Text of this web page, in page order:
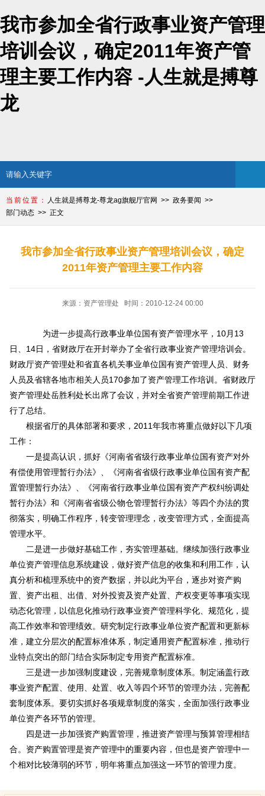
我市参加全省行政事业资产管理
培训会议，确定2011年资产管
理主要工作内容 -人生就是搏尊
龙
人生就是搏尊龙-尊龙ag旗舰厅官网
政务要闻
部门动态
正文
我市参加全省行政事业资产管理培训会议，确定
2011年资产管理主要工作内容
来源：资产管理处 时间：2010-12-24 00:00
为进一步提高行政事业单位国有资产管理水平，10月13
日、14日，省财政厅在开封举办了全省行政事业资产管理培训会。
财政厅资产管理处和省直各机关事业单位国有资产管理人员、财务
人员及省辖各地市相关人员170参加了资产管理工作培训。省财政厅
资产管理处岳胜利处长出席了会议，并对全省资产管理前期工作进
行了总结。
根据省厅的具体部署和要求，2011年我市将重点做好以下几项
工作：
一是提高认识，抓好《河南省省级行政事业单位国有资产对外
有偿使用管理暂行办法》、《河南省省级行政事业单位国有资产配
置管理暂行办法》、《河南省行政事业单位国有资产产权纠纷调处
暂行办法》和《河南省省级公物仓管理暂行办法》等四个办法的贯
彻落实，明确工作程序，转变管理理念，改变管理方式，全面提高
管理水平。
二是进一步做好基础工作，夯实管理基础。继续加强行政事业
单位资产管理信息系统建设，做好资产信息的收集和利用工作，认
真分析和梳理系统中的资产数据，并以此为平台，逐步对资产购
置、资产出租、出借、对外投资及资产处置、产权变更等事项实现
动态化管理，以信息化推动行政事业资产管理科学化、规范化，提
高工作效率和管理绩效。研究制定行政事业单位资产配置和更新标
准，建立分层次的配置标准体系，制定通用资产配置标准，推动行
业特点突出的部门结合实际制定专用资产配置标准。
三是进一步加强制度建设，完善规章制度体系。制定涵盖行政
事业资产配置、使用、处置、收入等四个环节的管理办法，完善配
套制度体系。要切实抓好各项规章制度的落实，全面加强行政事业
单位资产各环节的管理。
四是进一步加强资产购置管理，推进资产管理与预算管理相结
合。资产购置管理是资产管理中的重要内容，但也是资产管理中一
个相对比较薄弱的环节，明年将重点加强这一环节的管理力度。